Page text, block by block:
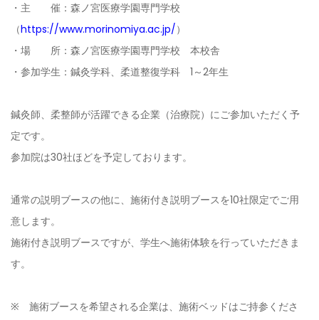
・主 催：森ノ宮医療学園専門学校
（https://www.morinomiya.ac.jp/）
・場 所：森ノ宮医療学園専門学校 本校舎
・参加学生：鍼灸学科、柔道整復学科 1～2年生
鍼灸師、柔整師が活躍できる企業（治療院）にご参加いただく予
定です。
参加院は30社ほどを予定しております。
通常の説明ブースの他に、施術付き説明ブースを10社限定でご用
意します。
施術付き説明ブースですが、学生へ施術体験を行っていただきま
す。
※ 施術ブースを希望される企業は、施術ベッドはご持参くださ